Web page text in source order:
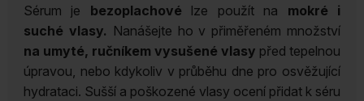
Sérum je bezoplachové lze použít na mokré i
suché vlasy. Nanášejte ho v přiměřeném množství
na umyté, ručníkem vysušené vlasy před tepelnou
úpravou, nebo kdykoliv v průběhu dne pro osvěžující
hydrataci. Sušší a poškozené vlasy ocení přidat k séru